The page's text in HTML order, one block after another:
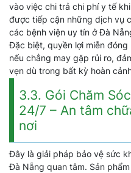
vào việc chi trả chi phí y tế
được tiếp cận những dịch vụ
các bệnh viện uy tín ở Đà
Đặc biệt, quyền lợi miễn
nếu chẳng may gặp rủi ro,
vẹn dù trong bất kỳ hoàn
3.3. Gói Chăm
24/7 – An tâm
nơi
Đây là giải pháp bảo vệ sức
Đà Nẵng quan tâm. Sản